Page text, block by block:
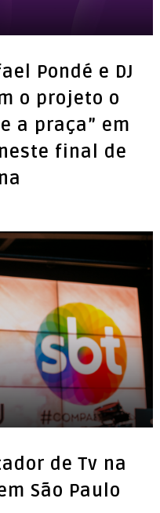
Pondé e DJ
o projeto o
a praça” em
final de
de Tv na
São Paulo